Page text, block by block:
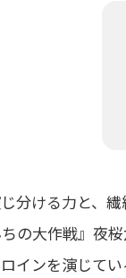
分ける力と、
の大作戦』夜
インを演じて